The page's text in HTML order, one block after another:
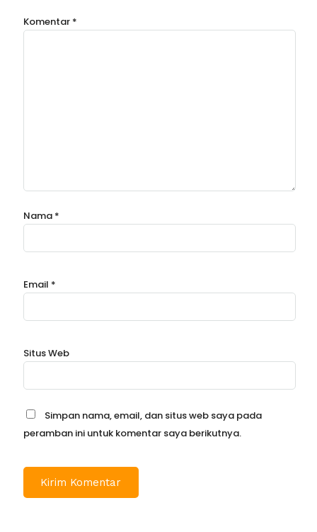
Komentar *
Nama *
Email *
Situs Web
Simpan nama, email, dan situs web saya pada
peramban ini untuk komentar saya berikutnya.